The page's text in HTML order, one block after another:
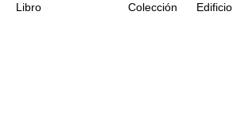
Libro Colección